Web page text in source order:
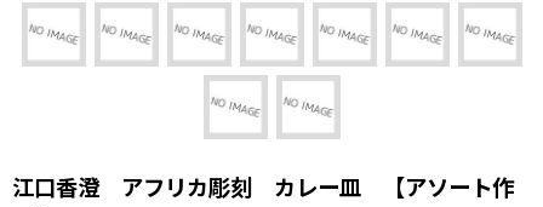
江口香澄 アフリカ彫刻 カレー皿 【アソート作